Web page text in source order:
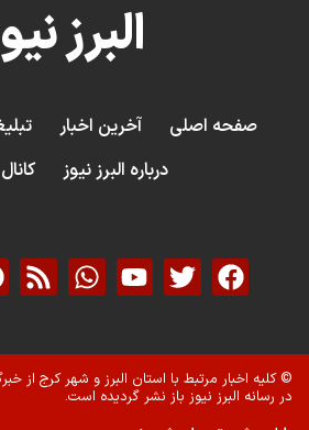
البرز
صفحه اصلی آخرین اخبار
درباره البرز نیوز
© کلیه اخبار مرتبط با استان البرز و شهر کرج از
در رسانه البرز نیوز باز نشر گردیده است.